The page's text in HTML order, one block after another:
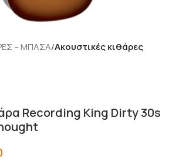
– ΜΠΑΣΑ Ακουστικές κιθάρες
Recording King Dirty 30s